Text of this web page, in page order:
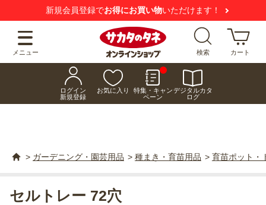
新規会員登録でお得にお買い物いただけます！
メニュー 検索 カート
ログイン
新規登録
お気に入り
特集・キャン
ペーン
デジタルカタ
ログ
> ガーデニング・園芸用品 > 種まき・育苗用品 > 育苗ポット・
セルトレー 72穴